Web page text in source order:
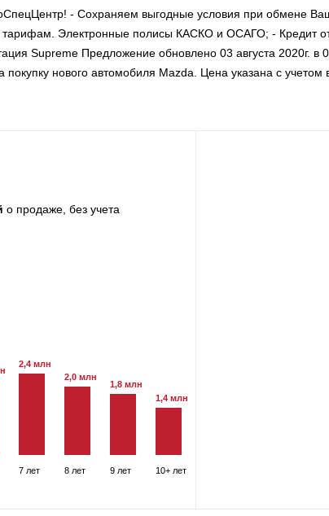
- Сохраняем выгодные условия при обмене
Электронные полисы КАСКО и ОСАГО; - Кредит
Supreme Предложение обновлено 03 августа 2020г. в
нового автомобиля Mazda. Цена указана с
о продаже, без учета
2,4 млн
7 лет
2,0 млн
8 лет
1,8 млн
9 лет
1,4 млн
10+ лет